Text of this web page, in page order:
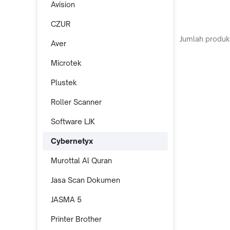
Avision
CZUR
Aver
Microtek
Plustek
Roller Scanner
Software LJK
Cybernetyx
Murottal Al Quran
Jasa Scan Dokumen
JASMA 5
Printer Brother
Jumlah